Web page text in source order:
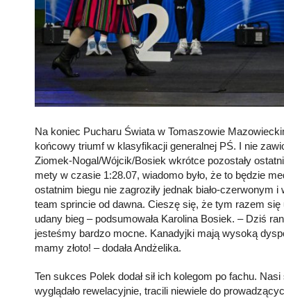
Na koniec Pucharu Świata w Tomaszowie
końcowy triumf w klasyfikacji generalnej PŚ. I nie
Ziomek-Nogal/Wójcik/Bosiek wkrótce pozostały
mety w czasie 1:28.07, wiadomo było, że to będzie
ostatnim biegu nie zagroziły jednak biało-czerwonym
team sprincie od dawna. Cieszę się, że tym razem się
udany bieg – podsumowała Karolina Bosiek. – Dziś
jesteśmy bardzo mocne. Kanadyjki mają wysoką
mamy złoto! – dodała Andżelika.
Ten sukces Polek dodał sił ich kolegom po fachu.
wyglądało rewelacyjnie, tracili niewiele do